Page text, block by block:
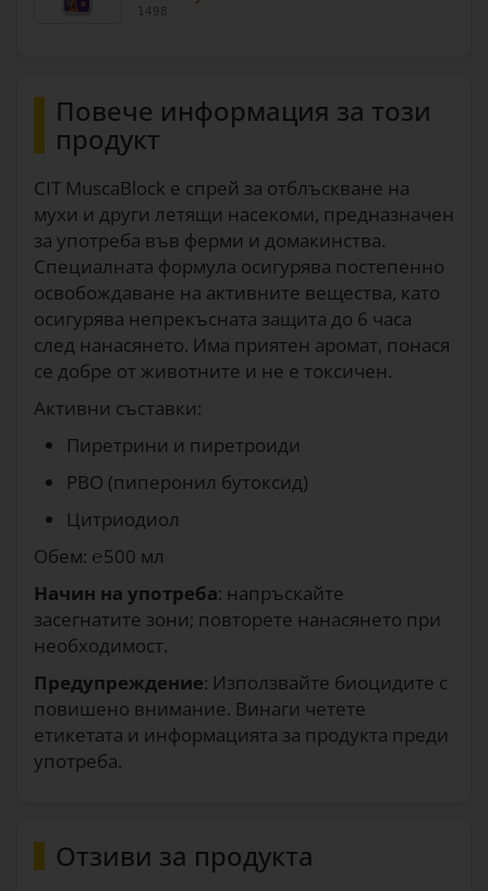
1498
Повече информация за този
продукт
CIT MuscaBlock е спрей за отблъскване на
мухи и други летящи насекоми, предназначен
за употреба във ферми и домакинства.
Специалната формула осигурява постепенно
освобождаване на активните вещества, като
осигурява непрекъсната защита до 6 часа
след нанасянето. Има приятен аромат, понася
се добре от животните и не е токсичен.
Активни съставки:
Пиретрини и пиретроиди
PBO (пиперонил бутоксид)
Цитриодиол
Обем: ℮500 мл
Начин на употреба: напръскайте
засегнатите зони; повторете нанасянето при
необходимост.
Предупреждение: Използвайте биоцидите с
повишено внимание. Винаги четете
етикетата и информацията за продукта преди
употреба.
Отзиви за продукта